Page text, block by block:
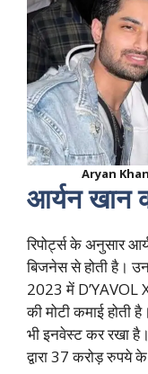
Aryan
आर्यन खान
रिपोर्ट्स के अनुसार
बिजनेस से होती है।
2023 में D’YAVOL
की मोटी कमाई होती
भी इनवेस्ट कर रखा
द्वारा 37 करोड़ रुपये